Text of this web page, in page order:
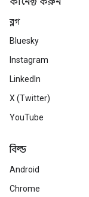
ব্লগ
Bluesky
Instagram
LinkedIn
X (Twitter)
YouTube
বিল্ড
Android
Chrome